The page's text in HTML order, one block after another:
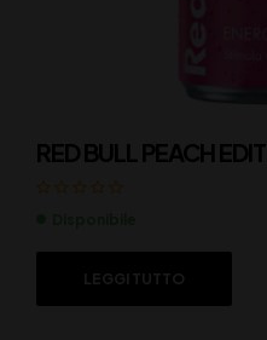
RED BULL PEACH
LEGGI TUTTO